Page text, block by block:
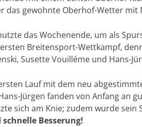
gewohnte Oberhof-Wetter mit
das Wochenende, um als
Breitensport-Wettkampf,
Susette Vouilléme und Hans-
Lauf mit dem neu
Jürgen fanden von Anfang an
sich am Knie; zudem wurde
Besserung!